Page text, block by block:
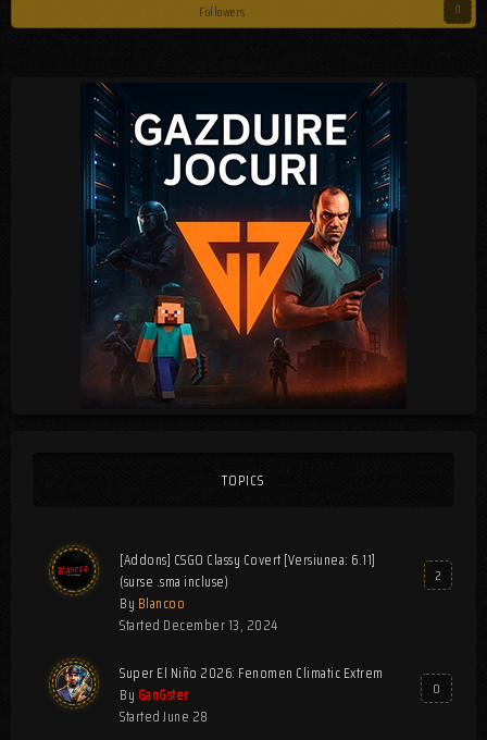
Followers 0
TOPICS
2
[Addons] CSGO Classy Covert [Versiunea: 6.11]
(surse .sma incluse)
By Blancoo
Started December 13, 2024
0
Super El Niño 2026: Fenomen Climatic Extrem
By GanGster
StartedJune 28